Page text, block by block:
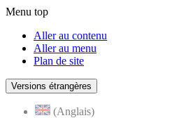
Menu top
Aller au contenu
Aller au menu
Plan de site
Versions étrangères
(Anglais)